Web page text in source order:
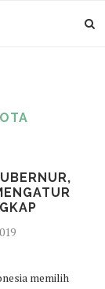
memilih